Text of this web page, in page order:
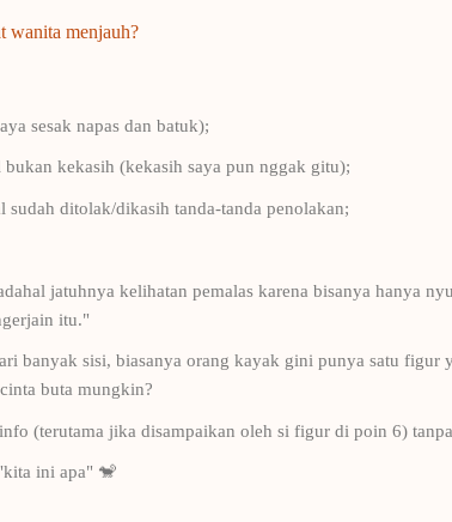
wanita menjauh?
sesak napas dan batuk);
kekasih (kekasih saya pun nggak gitu);
sudah ditolak/dikasih tanda-tanda penolakan;
jatuhnya kelihatan pemalas karena bisanya hanya
itu."
banyak sisi, biasanya orang kayak gini punya satu figur
buta mungkin?
(terutama jika disampaikan oleh si figur di poin 6)
ini apa" 🐒